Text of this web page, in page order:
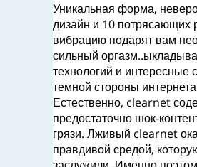
Уникальная форма,
дизайн и 10 потрясающих
вибрацию подарят вам
сильный
технологий и интересные
темной стороны
Естественно, clearnet
предостаточно шок-
грязи. Лживый clearnet
правдивой средой,